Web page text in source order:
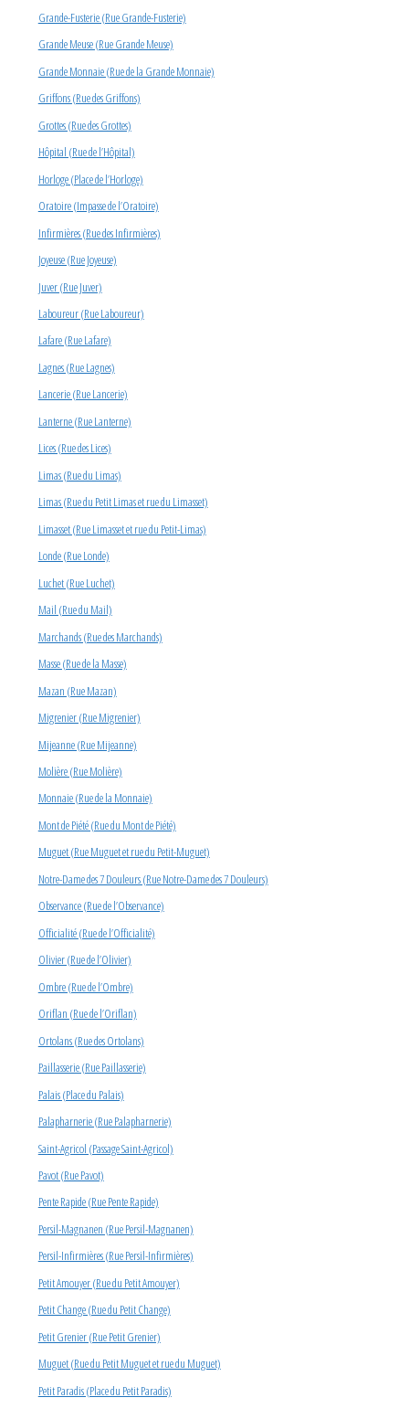
Grande-Fusterie (Rue Grande-Fusterie)
Grande Meuse (Rue Grande Meuse)
Grande Monnaie (Rue de la Grande Monnaie)
Griffons (Rue des Griffons)
Grottes (Rue des Grottes)
Hôpital (Rue de l’Hôpital)
Horloge (Place de l’Horloge)
Oratoire (Impasse de l’Oratoire)
Infirmières (Rue des Infirmières)
Joyeuse (Rue Joyeuse)
Juver (Rue Juver)
Laboureur (Rue Laboureur)
Lafare (Rue Lafare)
Lagnes (Rue Lagnes)
Lancerie (Rue Lancerie)
Lanterne (Rue Lanterne)
Lices (Rue des Lices)
Limas (Rue du Limas)
Limas (Rue du Petit Limas et rue du Limasset)
Limasset (Rue Limasset et rue du Petit-Limas)
Londe (Rue Londe)
Luchet (Rue Luchet)
Mail (Rue du Mail)
Marchands (Rue des Marchands)
Masse (Rue de la Masse)
Mazan (Rue Mazan)
Migrenier (Rue Migrenier)
Mijeanne (Rue Mijeanne)
Molière (Rue Molière)
Monnaie (Rue de la Monnaie)
Mont de Piété (Rue du Mont de Piété)
Muguet (Rue Muguet et rue du Petit-Muguet)
Notre-Dame des 7 Douleurs (Rue Notre-Dame des 7 Douleurs)
Observance (Rue de l’Observance)
Officialité (Rue de l’Officialité)
Olivier (Rue de l’Olivier)
Ombre (Rue de l’Ombre)
Oriflan (Rue de l’Oriflan)
Ortolans (Rue des Ortolans)
Paillasserie (Rue Paillasserie)
Palais (Place du Palais)
Palapharnerie (Rue Palapharnerie)
Saint-Agricol (Passage Saint-Agricol)
Pavot (Rue Pavot)
Pente Rapide (Rue Pente Rapide)
Persil-Magnanen (Rue Persil-Magnanen)
Persil-Infirmières (Rue Persil-Infirmières)
Petit Amouyer (Rue du Petit Amouyer)
Petit Change (Rue du Petit Change)
Petit Grenier (Rue Petit Grenier)
Muguet (Rue du Petit Muguet et rue du Muguet)
Petit Paradis (Place du Petit Paradis)